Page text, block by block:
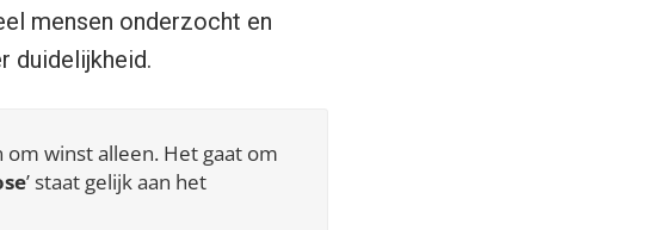
mensen onderzocht en
duidelijkheid.
winst alleen. Het gaat om
’ staat gelijk aan het